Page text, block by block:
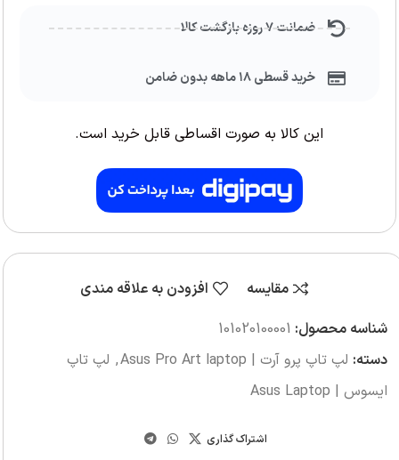
ضمانت ۷ روزه بازگشت کالا
خرید قسطی ۱۸ ماهه بدون ضامن
این کالا به صورت اقساطی قابل خرید است.
مقایسه
افزودن به علاقه مندی
شناسه محصول: 101020100001
دسته: لپ تاپ پرو آرت | Asus Pro Art laptop , لپ تاپ
ایسوس | Asus Laptop
اشتراک گذاری